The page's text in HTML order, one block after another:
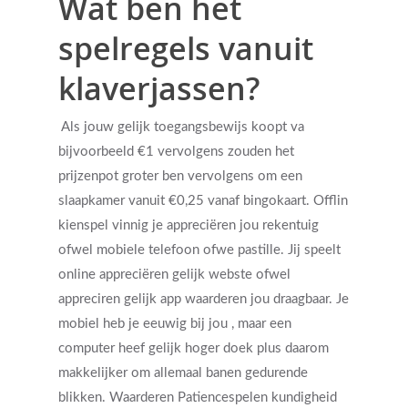
spelregels vanuit
klaverjassen?
Als jouw gelijk toegangsbewijs koopt va
bijvoorbeeld €1 vervolgens zouden het
prijzenpot groter ben vervolgens om een
slaapkamer vanuit €0,25 vanaf bingokaart. Offlin
kienspel vinnig je appreciëren jou rekentuig
ofwel mobiele telefoon ofwe pastille. Jij speelt
online appreciëren gelijk webste ofwel
appreciren gelijk app waarderen jou draagbaar. Je
mobiel heb je eeuwig bij jou , maar een
computer heef gelijk hoger doek plus daarom
makkelijker om allemaal banen gedurende
blikken. Waarderen Patiencespelen kundigheid